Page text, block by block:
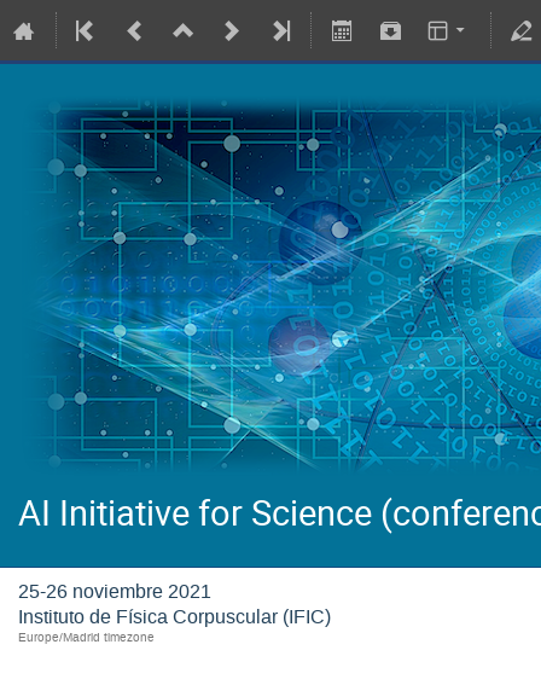
AI Initiative for Science
25-26 noviembre 2021
Instituto de Física Corpuscular (IFIC)
Europe/Madrid timezone